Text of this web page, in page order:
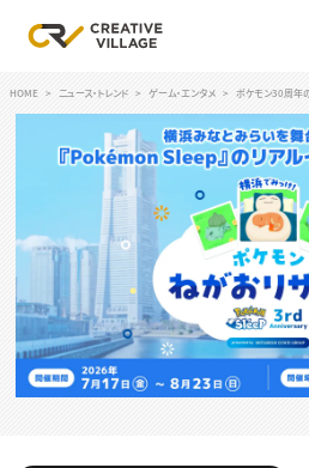
ログイン
RECRUIT
クリエイター求人を探す
CREATIVE JOB求人検索
特集求人
採用説明会
転職支援サービス
CONTENTS
HOME ニュース・トレンド ゲーム・エンタメ ポケモン30周年